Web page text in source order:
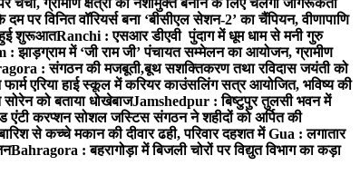
चर्चा, ग्रामीण क्षेत्रों को नशामुक्त बनाने के लिए चलेगा जागरूकता
विनित वॉरियर्स बना ‘बीसीएल सेशन-2’ का चैंपियन, वीणापाणि
हुई शुरूआतRanchi : एसआर डीएवी पुंदाग में धूम धाम से मनी गुरु
झाड़ग्राम में ‘जी राम जी’ पंचायत सम्मेलन का आयोजन, ग्रामीण
: संगठन की मजबूती,बूथ सशक्तिकरण तथा रविदास जयंती को
एरिया हाई स्कूल में करियर काउंसलिंग सत्र आयोजित, भविष्य की
को बताया धोखेबाजJamshedpur : बिष्टुपुर तुलसी भवन में
करप्शन सोशल जस्टिस संगठन ने शहीदों को अर्पित की
से कच्चे मकान की दीवार ढही, परिवार दहशत मेंGua : लगातार
Bahragora : बहरागोड़ा में बिजली चोरों पर विद्युत विभाग का कड़ा